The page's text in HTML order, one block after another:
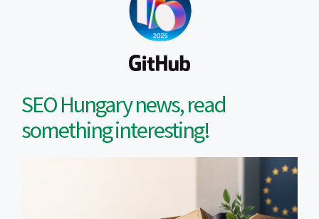
SEO Hungary news, read
something interesting!